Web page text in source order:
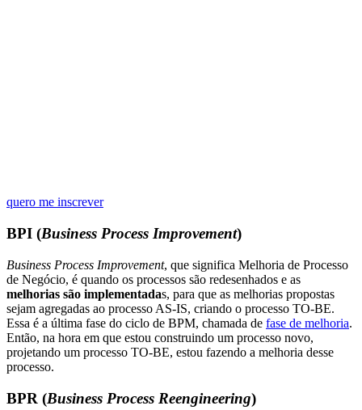
quero me inscrever
BPI (Business Process Improvement)
Business Process Improvement, que significa Melhoria de Processo
de Negócio, é quando os processos são redesenhados e as
melhorias são implementadas, para que as melhorias propostas
sejam agregadas ao processo AS-IS, criando o processo TO-BE.
Essa é a última fase do ciclo de BPM, chamada de fase de melhoria.
Então, na hora em que estou construindo um processo novo,
projetando um processo TO-BE, estou fazendo a melhoria desse
processo.
BPR (Business Process Reengineering)